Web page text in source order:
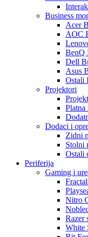
Business
Acer
AOC
BenQ
Dell
Asus
Ostali
Projektori
Platna
Dodaci i
Zidni
Stolni
Ostali
Periferija
Gaming i
Nitro
Razer
White